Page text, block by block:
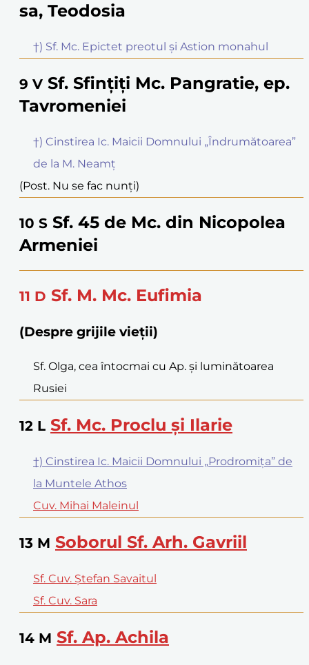
sa, Teodosia
†) Sf. Mc. Epictet preotul și Astion monahul
9 V Sf. Sfințiți Mc. Pangratie, ep.
Tavromeniei
†) Cinstirea Ic. Maicii Domnului „Îndrumătoarea”
de la M. Neamț
(Post. Nu se fac nunți)
10 S Sf. 45 de Mc. din Nicopolea
Armeniei
11 D Sf. M. Mc. Eufimia
(Despre grijile vieții)
Sf. Olga, cea întocmai cu Ap. și luminătoarea
Rusiei
12 L Sf. Mc. Proclu și Ilarie
†) Cinstirea Ic. Maicii Domnului „Prodromița” de
la Muntele Athos
Cuv. Mihai Maleinul
13 M Soborul Sf. Arh. Gavriil
Sf. Cuv. Ștefan Savaitul
Sf. Cuv. Sara
14 M Sf. Ap. Achila